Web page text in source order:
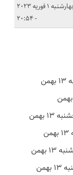
تاریخ انتشار : چهارشنبه 1 فوریه 2023
- 20:54